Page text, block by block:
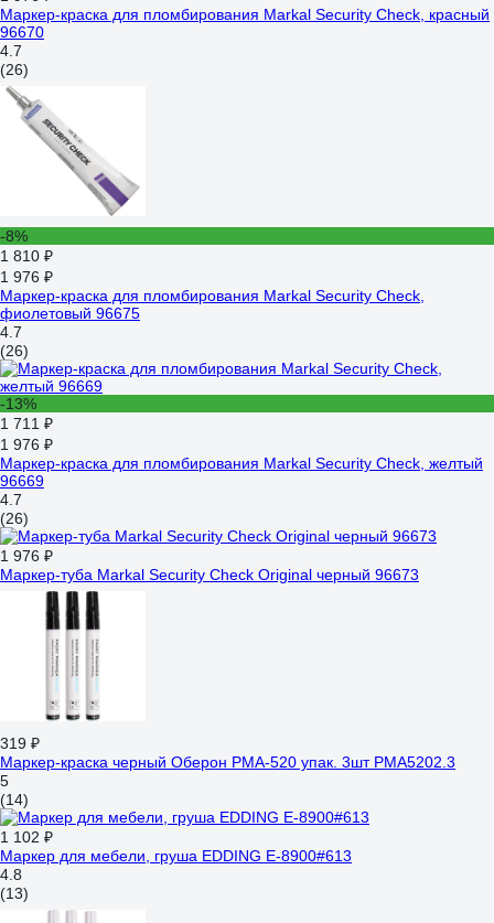
Маркер-краска для пломбирования Markal Security Check, красный
96670
4.7
(26)
-8%
1 810 ₽
1 976 ₽
Маркер-краска для пломбирования Markal Security Check,
фиолетовый 96675
4.7
(26)
-13%
1 711 ₽
1 976 ₽
Маркер-краска для пломбирования Markal Security Check, желтый
96669
4.7
(26)
1 976 ₽
Маркер-туба Markal Security Check Original черный 96673
319 ₽
Маркер-краска черный Оберон PMA-520 упак. 3шт PMA5202.3
5
(14)
1 102 ₽
Маркер для мебели, груша EDDING E-8900#613
4.8
(13)